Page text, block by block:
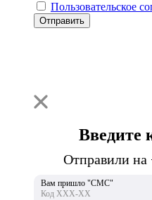
Пользовательское
Отправить
Введите
Отправили на
Вам пришло "СМС"
Код ХХХ-ХХ